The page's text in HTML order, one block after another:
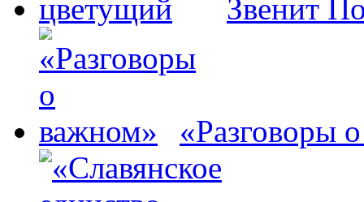
Звенит
«Разговоры